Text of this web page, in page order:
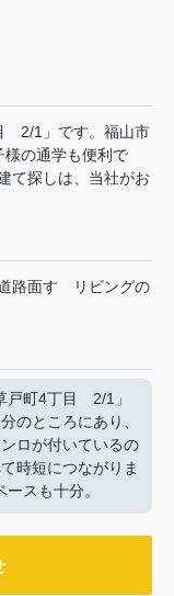
2/1」です。福山市
様の通学も便利で
て探しは、当社がお
路面す
リビングの
戸町4丁目 2/1」
のところにあり、
ロが付いているの
時短につながりま
スも十分。